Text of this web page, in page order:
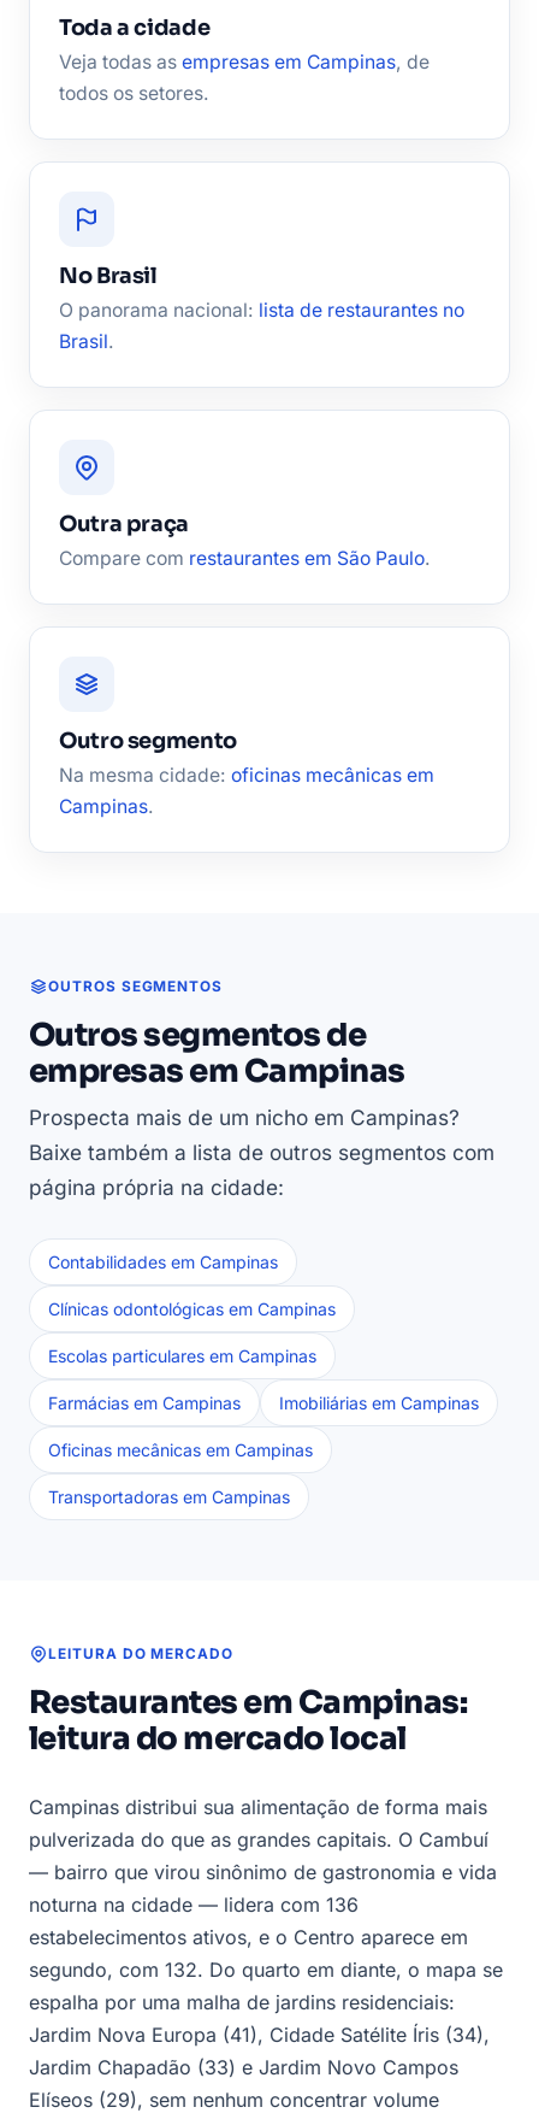
Toda a cidade
Veja todas as empresas em Campinas, de
todos os setores.
No Brasil
O panorama nacional: lista de restaurantes no
Brasil.
Outra praça
Compare com restaurantes em São Paulo.
Outro segmento
Na mesma cidade: oficinas mecânicas em
Campinas.
OUTROS SEGMENTOS
Outros segmentos de
empresas em Campinas
Prospecta mais de um nicho em Campinas?
Baixe também a lista de outros segmentos com
página própria na cidade:
Contabilidades em Campinas
Clínicas odontológicas em Campinas
Escolas particulares em Campinas
Farmácias em Campinas Imobiliárias em Campinas
Oficinas mecânicas em Campinas
Transportadoras em Campinas
LEITURA DO MERCADO
Restaurantes em Campinas:
leitura do mercado local
Campinas distribui sua alimentação de forma mais
pulverizada do que as grandes capitais. O Cambuí
— bairro que virou sinônimo de gastronomia e vida
noturna na cidade — lidera com 136
estabelecimentos ativos, e o Centro aparece em
segundo, com 132. Do quarto em diante, o mapa se
espalha por uma malha de jardins residenciais:
Jardim Nova Europa (41), Cidade Satélite Íris (34),
Jardim Chapadão (33) e Jardim Novo Campos
Elíseos (29), sem nenhum concentrar volume